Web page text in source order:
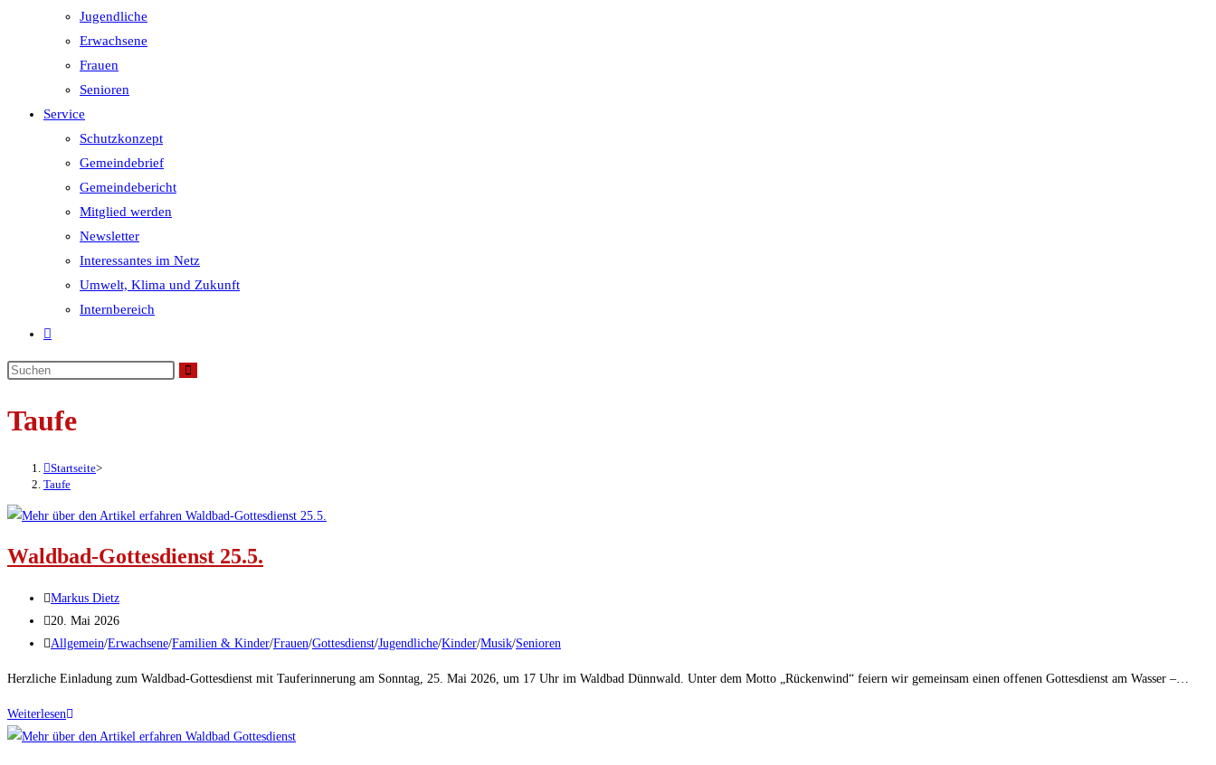
Jugendliche
Erwachsene
Frauen
Senioren
Service
Schutzkonzept
Gemeindebrief
Gemeindebericht
Mitglied werden
Newsletter
Interessantes im Netz
Umwelt, Klima und Zukunft
Internbereich
Website-
umschalten
Taufe
Startseite>
Taufe
Waldbad-Gottesdienst 25.5.
Beitrags-
Autor:
Markus Dietz
Beitrag
veröffentlicht:
20. Mai 2026
Beitrags-
Allgemein/Erwachsene/Familien & Kinder/Frauen/Gottesdienst/Jugendliche/Kinder/Musik/Senioren
Herzliche Einladung zum Waldbad-Gottesdienst mit Tauferinnerung am Sonntag, 25. Mai 2026, um 17 Uhr im Waldbad Dünnwald. Unter dem Motto „Rückenwind“ feiern wir gemeinsam einen offenen Gottesdienst am Wasser –…
WeiterlesenWaldbad-
Gottesdienst